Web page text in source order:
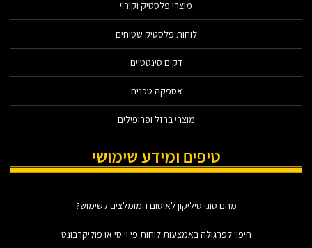
מוצרי פלסטיק וקירוי
לוחות פלסטיק שטוחים
דקים סינטטיים
אספקה טכנית
מוצרי ברזל ופרופילים
טיפים ומידע שימושי
מהם סוגי סיליקון לאיטום המומלצים לשימוש?
חיפוי לפרגולה באמצעות לוחות פי וי סי או פוליקרבונט